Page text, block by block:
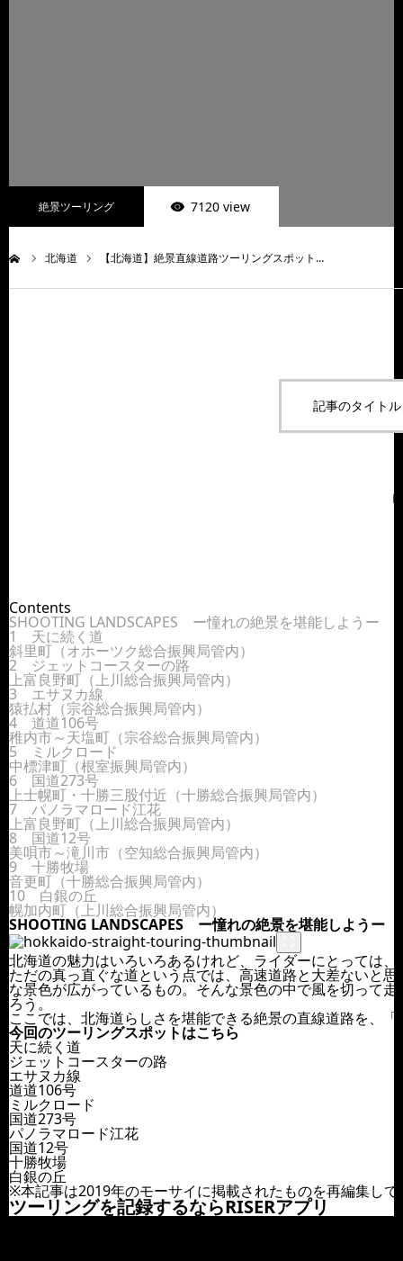
絶景ツーリング 7120 view
北海道 【北海道】絶景直線道路ツーリングスポット…
記事のタイト
Contents
SHOOTING LANDSCAPES ー憧れの絶景を堪能しようー
1 天に続く道
斜里町（オホーツク総合振興局管内）
2 ジェットコースターの路
上富良野町（上川総合振興局管内）
3 エサヌカ線
猿払村（宗谷総合振興局管内）
4 道道106号
稚内市～天塩町（宗谷総合振興局管内）
5 ミルクロード
中標津町（根室振興局管内）
6 国道273号
上士幌町・十勝三股付近（十勝総合振興局管内）
7 パノラマロード江花
上富良野町（上川総合振興局管内）
8 国道12号
美唄市～滝川市（空知総合振興局管内）
9 十勝牧場
音更町（十勝総合振興局管内）
10 白銀の丘
幌加内町（上川総合振興局管内）
SHOOTING LANDSCAPES ー憧れの絶景を堪能しようー
北海道の魅力はいろいろあるけれど、ライダーにとっては
ただの真っ直ぐな道という点では、高速道路と大差ないと
な景色が広がっているもの。そんな景色の中で風を切って
ろう。
ここでは、北海道らしさを堪能できる絶景の直線道路を、
今回のツーリングスポットはこちら
天に続く道
ジェットコースターの路
エサヌカ線
道道106号
ミルクロード
国道273号
パノラマロード江花
国道12号
十勝牧場
白銀の丘
※本記事は2019年のモーサイに掲載されたものを再編集して
ツーリングを記録するならRISERアプリ